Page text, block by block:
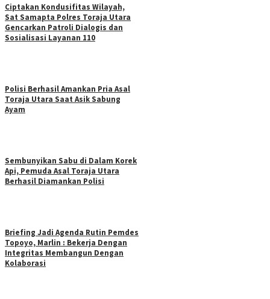
Ciptakan Kondusifitas Wilayah,
Sat Samapta Polres Toraja Utara
Gencarkan Patroli Dialogis dan
Sosialisasi Layanan 110
Polisi Berhasil Amankan Pria Asal
Toraja Utara Saat Asik Sabung
Ayam
Sembunyikan Sabu di Dalam Korek
Api, Pemuda Asal Toraja Utara
Berhasil Diamankan Polisi
Briefing Jadi Agenda Rutin Pemdes
Topoyo, Marlin : Bekerja Dengan
Integritas Membangun Dengan
Kolaborasi